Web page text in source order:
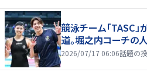
競泳チーム「TASC
道。堀之内コーチの
2026/07/17 06:06話題の